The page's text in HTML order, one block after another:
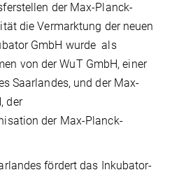
der Max-Planck-
die Vermarktung der neuen
GmbH wurde als
von der WuT GmbH, einer
Saarlandes, und der Max-
der
der Max-Planck-
fördert das Inkubator-